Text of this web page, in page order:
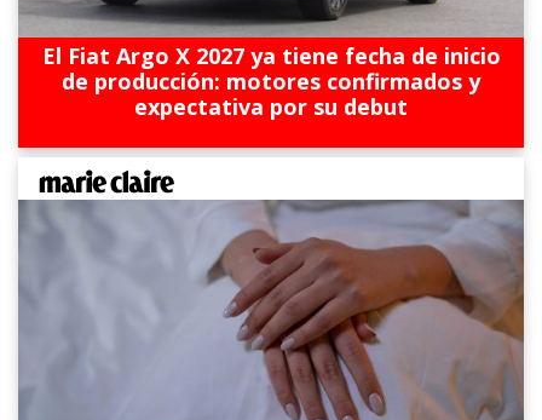
El Fiat Argo X 2027 ya tiene fecha de inicio
de producción: motores confirmados y
expectativa por su debut